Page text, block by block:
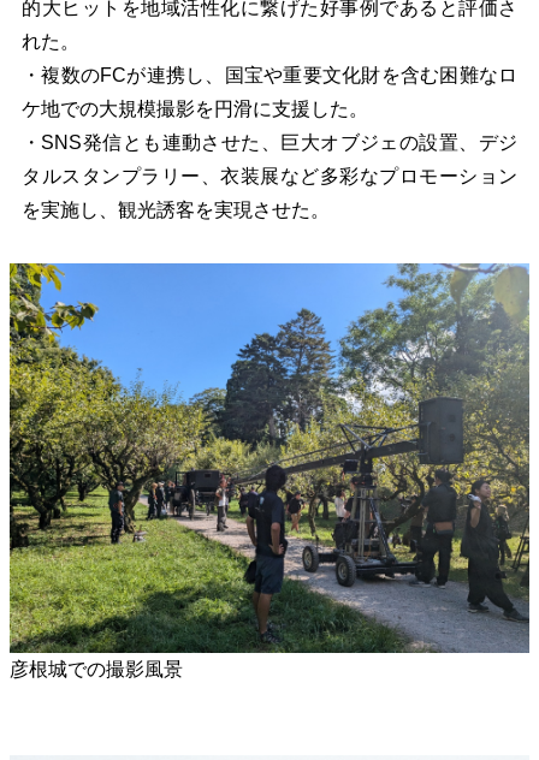
的大ヒットを地域活性化に繋げた好事例であると評価さ
れた。
・複数のFCが連携し、国宝や重要文化財を含む困難なロ
ケ地での大規模撮影を円滑に支援した。
・SNS発信とも連動させた、巨大オブジェの設置、デジ
タルスタンプラリー、衣装展など多彩なプロモーション
を実施し、観光誘客を実現させた。
彦根城での撮影風景